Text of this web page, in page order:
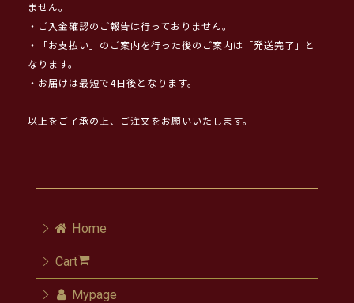
ません。
・ご入金確認のご報告は行っておりません。
・「お支払い」のご案内を行った後のご案内は「発送完了」と
なります。
・お届けは最短で4日後となります。
以上をご了承の上、ご注文をお願いいたします。
Home
Cart
Mypage